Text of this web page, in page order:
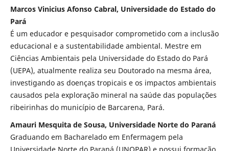
Marcos Vinicius Afonso Cabral, Universidade do Estado do
Pará
É um educador e pesquisador comprometido com a inclusão
educacional e a sustentabilidade ambiental. Mestre em
Ciências Ambientais pela Universidade do Estado do Pará
(UEPA), atualmente realiza seu Doutorado na mesma área,
investigando as doenças tropicais e os impactos ambientais
causados pela exploração mineral na saúde das populações
ribeirinhas do município de Barcarena, Pará.
Amauri Mesquita de Sousa, Universidade Norte do Paraná
Graduando em Bacharelado em Enfermagem pela